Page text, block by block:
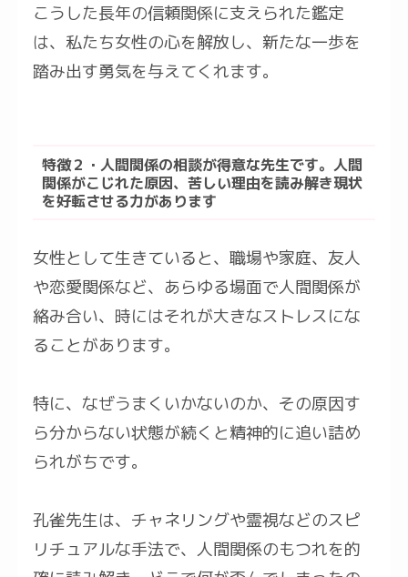
こうした長年の信頼関係に支えられた鑑定
は、私たち女性の心を解放し、新たな一歩を
踏み出す勇気を与えてくれます。
特徴２・人間関係の相談が得意な先生です。人間
関係がこじれた原因、苦しい理由を読み解き現状
を好転させる力があります
女性として生きていると、職場や家庭、友人
や恋愛関係など、あらゆる場面で人間関係が
絡み合い、時にはそれが大きなストレスにな
ることがあります。
特に、なぜうまくいかないのか、その原因す
ら分からない状態が続くと精神的に追い詰め
られがちです。
孔雀先生は、チャネリングや霊視などのスピ
リチュアルな手法で、人間関係のもつれを的